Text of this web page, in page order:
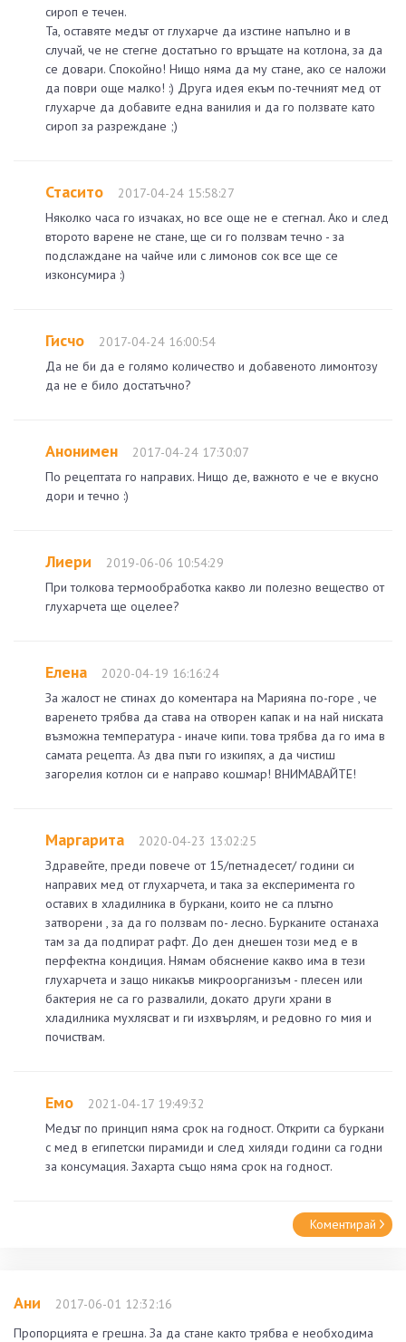
сироп е течен.
Та, оставяте медът от глухарче да изстине напълно и в
случай, че не стегне достатъно го връщате на котлона, за да
се довари. Спокойно! Нищо няма да му стане, ако се наложи
да поври още малко! :) Друга идея екъм по-течният мед от
глухарче да добавите една ванилия и да го ползвате като
сироп за разреждане ;)
Стасито
2017-04-24 15:58:27
Няколко часа го изчаках, но все още не е стегнал. Ако и след
второто варене не стане, ще си го ползвам течно - за
подслаждане на чайче или с лимонов сок все ще се
изконсумира :)
Гисчо
2017-04-24 16:00:54
Да не би да е голямо количество и добавеното лимонтозу
да не е било достатъчно?
Анонимен
2017-04-24 17:30:07
По рецептата го направих. Нищо де, важното е че е вкусно
дори и течно :)
Лиери
2019-06-06 10:54:29
При толкова термообработка какво ли полезно вещество от
глухарчета ще оцелее?
Елена
2020-04-19 16:16:24
За жалост не стинах до коментара на Марияна по-горе , че
варенето трябва да става на отворен капак и на най ниската
възможна температура - иначе кипи. това трябва да го има в
самата рецепта. Аз два пъти го изкипях, а да чистиш
загорелия котлон си е направо кошмар! ВНИМАВАЙТЕ!
Маргарита
2020-04-23 13:02:25
Здравейте, преди повече от 15/петнадесет/ години си
направих мед от глухарчета, и така за експеримента го
оставих в хладилника в буркани, които не са плътно
затворени , за да го ползвам по- лесно. Бурканите останаха
там за да подпират рафт. До ден днешен този мед е в
перфектна кондиция. Нямам обяснение какво има в тези
глухарчета и защо никакъв микроорганизъм - плесен или
бактерия не са го развалили, докато други храни в
хладилника мухлясват и ги изхвърлям, и редовно го мия и
почиствам.
Емо
2021-04-17 19:49:32
Медът по принцип няма срок на годност. Открити са буркани
с мед в египетски пирамиди и след хиляди години са годни
за консумация. Захарта също няма срок на годност.
Коментирай
Ани
2017-06-01 12:32:16
Пропорцията е грешна. За да стане както трябва е необходима